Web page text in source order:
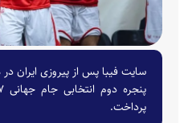
سایت فیبا پس از پیروزی ایران در
پرداخت.